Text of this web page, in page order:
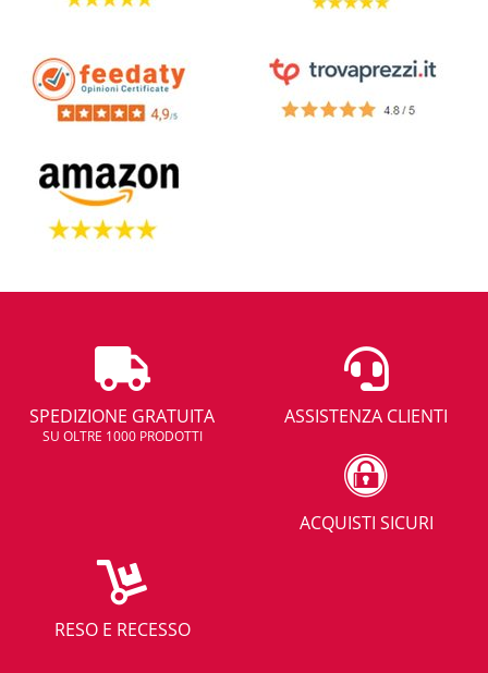
SPEDIZIONE GRATUITA
SU OLTRE 1000 PRODOTTI
ASSISTENZA CLIENTI
ACQUISTI SICURI
RESO E RECESSO